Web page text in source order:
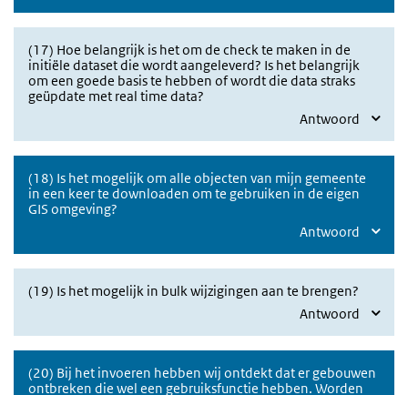
(17) Hoe belangrijk is het om de check te maken in de
initiële dataset die wordt aangeleverd? Is het belangrijk
om een goede basis te hebben of wordt die data straks
geüpdate met real time data?
Antwoord
(18) Is het mogelijk om alle objecten van mijn gemeente
in een keer te downloaden om te gebruiken in de eigen
GIS omgeving?
Antwoord
(19) Is het mogelijk in bulk wijzigingen aan te brengen?
Antwoord
(20) Bij het invoeren hebben wij ontdekt dat er gebouwen
ontbreken die wel een gebruiksfunctie hebben. Worden